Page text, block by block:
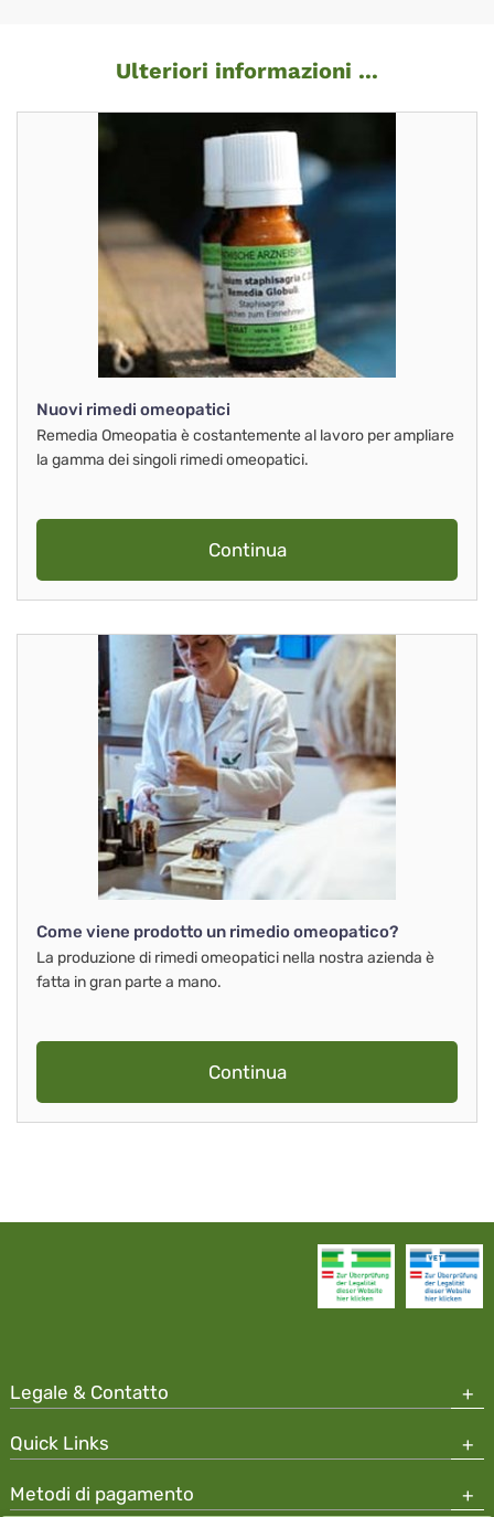
Ulteriori informazioni ...
Nuovi rimedi omeopatici
Remedia Omeopatia è costantemente al lavoro per ampliare
la gamma dei singoli rimedi omeopatici.
Continua
Come viene prodotto un rimedio omeopatico?
La produzione di rimedi omeopatici nella nostra azienda è
fatta in gran parte a mano.
Continua
Legale & Contatto
Quick Links
Metodi di pagamento